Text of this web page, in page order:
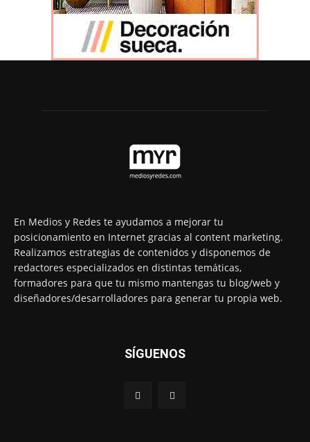
En Medios y Redes te ayudamos a mejorar tu
posicionamiento en Internet gracias al content marketing.
Realizamos estrategias de contenidos y disponemos de
redactores especializados en distintas temáticas,
formadores para que tu mismo mantengas tu blog/web y
diseñadores/desarrolladores para generar tu propia web.
SÍGUENOS